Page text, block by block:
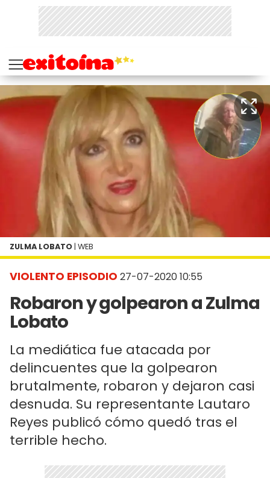
VIOLENTO EPISODIO 27-07-2020 10:55
Robaron y golpearon a Zulma
Lobato
La mediática fue atacada por
delincuentes que la golpearon
brutalmente, robaron y dejaron casi
desnuda. Su representante Lautaro
Reyes publicó cómo quedó tras el
terrible hecho.
ZULMA LOBATO | WEB